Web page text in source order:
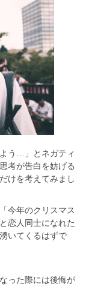
う…」とネガティ
考が告白を妨げる
けを考えてみまし
今年のクリスマス
恋人同士になれた
いてくるはずで
った際には後悔が